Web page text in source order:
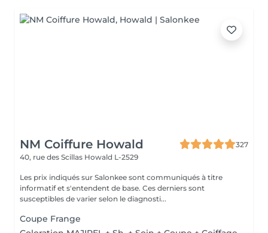
NM Coiffure Howald
327
40, rue des Scillas Howald L-2529
Les prix indiqués sur Salonkee sont communiqués à titre
informatif et s'entendent de base. Ces derniers sont
susceptibles de varier selon le diagnosti...
Coupe Frange